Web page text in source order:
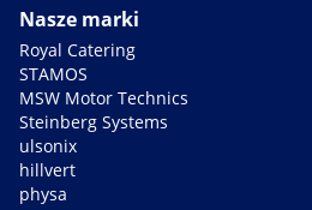
Nasze marki
Royal Catering
STAMOS
MSW Motor Technics
Steinberg Systems
ulsonix
hillvert
physa